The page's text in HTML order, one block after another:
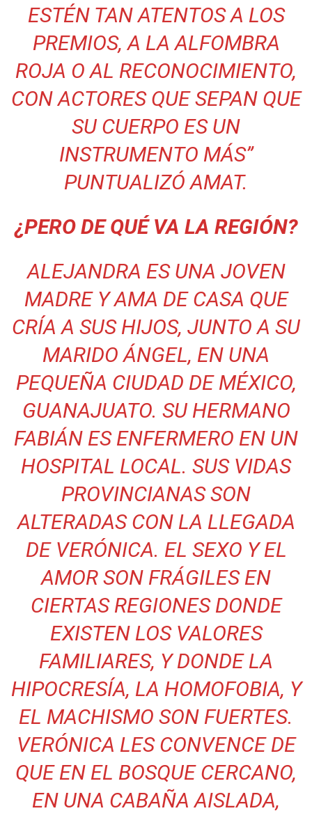
ESTÉN TAN ATENTOS A LOS
PREMIOS, A LA ALFOMBRA
ROJA O AL RECONOCIMIENTO,
CON ACTORES QUE SEPAN QUE
SU CUERPO ES UN
INSTRUMENTO MÁS”
PUNTUALIZÓ AMAT.
¿PERO DE QUÉ VA LA REGIÓN?
ALEJANDRA ES UNA JOVEN
MADRE Y AMA DE CASA QUE
CRÍA A SUS HIJOS, JUNTO A SU
MARIDO ÁNGEL, EN UNA
PEQUEÑA CIUDAD DE MÉXICO,
GUANAJUATO. SU HERMANO
FABIÁN ES ENFERMERO EN UN
HOSPITAL LOCAL. SUS VIDAS
PROVINCIANAS SON
ALTERADAS CON LA LLEGADA
DE VERÓNICA. EL SEXO Y EL
AMOR SON FRÁGILES EN
CIERTAS REGIONES DONDE
EXISTEN LOS VALORES
FAMILIARES, Y DONDE LA
HIPOCRESÍA, LA HOMOFOBIA, Y
EL MACHISMO SON FUERTES.
VERÓNICA LES CONVENCE DE
QUE EN EL BOSQUE CERCANO,
EN UNA CABAÑA AISLADA,